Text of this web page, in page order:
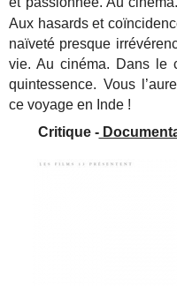
Aux hasards et
naïveté presque
vie. Au cinéma. Dans le
quintessence. Vous
ce voyage en Inde !
Critique -